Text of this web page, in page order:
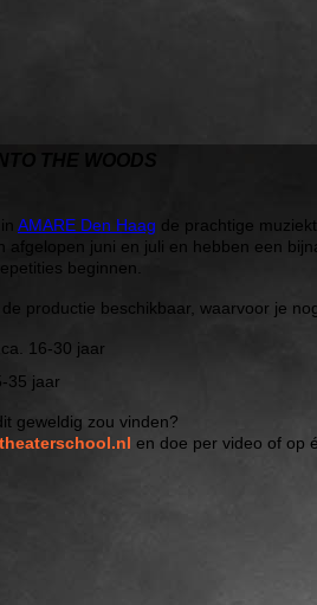
INTO THE WOODS
AMARE Den Haag de prachtige
afgelopen juni en juli en hebben een
beginnen.
productie beschikbaar, waarvoor je
16-30 jaar
35 jaar
geweldig zou vinden?
en doe per video of op